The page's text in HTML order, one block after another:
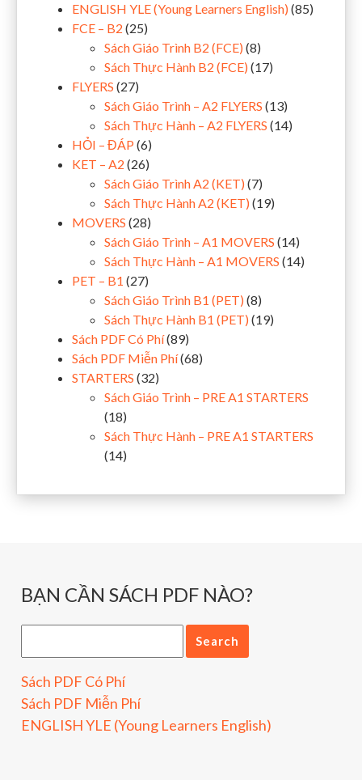
ENGLISH YLE (Young Learners English) (85)
FCE – B2 (25)
Sách Giáo Trình B2 (FCE) (8)
Sách Thực Hành B2 (FCE) (17)
FLYERS (27)
Sách Giáo Trình – A2 FLYERS (13)
Sách Thực Hành – A2 FLYERS (14)
HỎI – ĐÁP (6)
KET – A2 (26)
Sách Giáo Trình A2 (KET) (7)
Sách Thực Hành A2 (KET) (19)
MOVERS (28)
Sách Giáo Trình – A1 MOVERS (14)
Sách Thực Hành – A1 MOVERS (14)
PET – B1 (27)
Sách Giáo Trình B1 (PET) (8)
Sách Thực Hành B1 (PET) (19)
Sách PDF Có Phí(89)
Sách PDF Miễn Phí(68)
STARTERS (32)
Sách Giáo Trình – PRE A1 STARTERS
(18)
Sách Thực Hành – PRE A1 STARTERS
(14)
BẠN CẦN SÁCH PDF NÀO?
Sách PDF Có Phí
Sách PDF Miễn Phí
ENGLISH YLE (Young Learners English)